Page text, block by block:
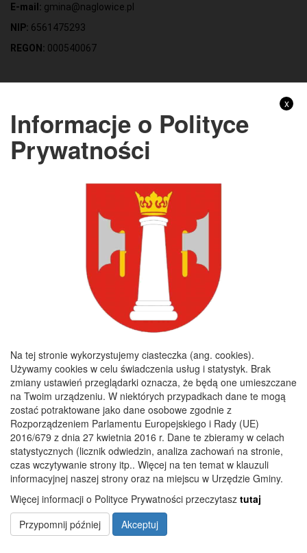
E-mail: gmina@naglowice.pl
NIP: 6561475293
REGON: 000540067
Adres:ul. Mikołaja Reja 9, 28-362 Nagłowice
NIP:6562213721
REGON:
KONTO BANKOWE:
Bank Spółdzielczy Kielce o/Nagłowice
46 84930004 0110 0100 0332 0097
Rachunek odpady komunalne:
44 8493 0004 0110 0100 0332 0133
Godziny pracy
8:00 - 16:00
Środa :7:30 - 15:30
Czwartek :7:30 - 15:30
Piątek :7:30 - 15:30
Copyright 2019@ Urząd Gminy Nagłowice
x
Informacje o Polityce
Prywatności
Na tej stronie wykorzystujemy ciasteczka (ang. cookies).
Używamy cookies w celu świadczenia usług i statystyk. Brak
zmiany ustawień przeglądarki oznacza, że będą one umieszczane
na Twoim urządzeniu. W niektórych przypadkach dane te mogą
zostać potraktowane jako dane osobowe zgodnie z
Rozporządzeniem Parlamentu Europejskiego i Rady (UE)
2016/679 z dnia 27 kwietnia 2016 r. Dane te zbieramy w celach
statystycznych (licznik odwiedzin, analiza zachowań na stronie,
czas wczytywanie strony itp.. Więcej na ten temat w klauzuli
informacyjnej naszej strony oraz na miejscu w Urzędzie Gminy.
Więcej informacji o Polityce Prywatności przeczytasz tutaj
Przypomnij później
Akceptuj